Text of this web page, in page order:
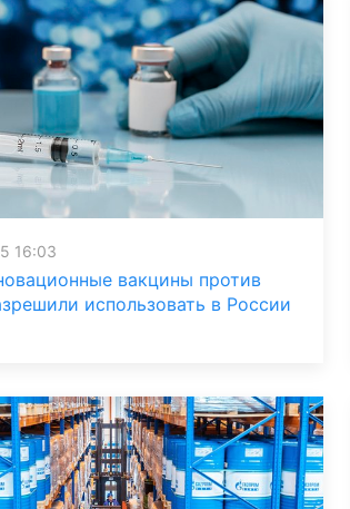
16:03
вакцины против
использовать в России